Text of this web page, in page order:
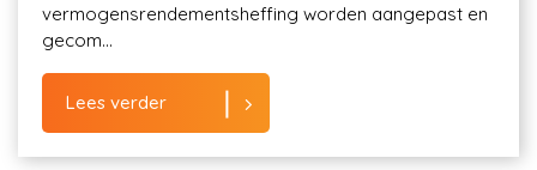
vermogensrendementsheffing worden aangepast en
gecom...
Lees verder